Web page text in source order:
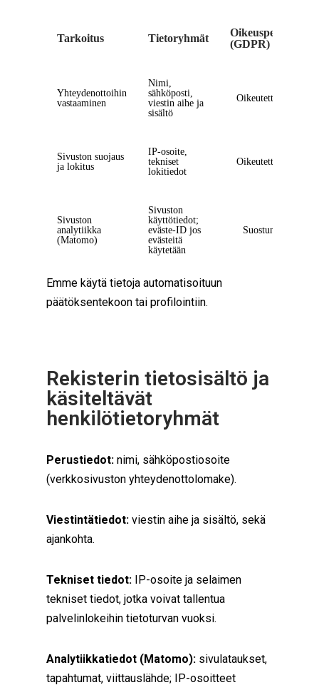
Tarkoitus Tietoryhmät
Oikeusperuste
(GDPR)
Yhteydenottoihin
vastaaminen
Nimi,
sähköposti,
viestin aihe ja
sisältö
Oikeutettu etu
Sivuston suojaus
ja lokitus
IP-osoite,
tekniset
lokitiedot
Oikeutettu etu
Sivuston
analytiikka
(Matomo)
Sivuston
käyttötiedot;
eväste-ID jos
evästeitä
käytetään
Suostumus
Emme käytä tietoja automatisoituun
päätöksentekoon tai profilointiin.
Rekisterin tietosisältö ja
käsiteltävät
henkilötietoryhmät
Perustiedot: nimi, sähköpostiosoite
(verkkosivuston yhteydenottolomake).
Viestintätiedot: viestin aihe ja sisältö, sekä
ajankohta.
Tekniset tiedot: IP-osoite ja selaimen
tekniset tiedot, jotka voivat tallentua
palvelinlokeihin tietoturvan vuoksi.
Analytiikkatiedot (Matomo): sivulataukset,
tapahtumat, viittauslähde; IP-osoitteet